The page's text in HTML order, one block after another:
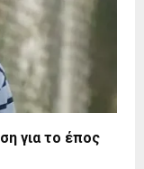
για το έπος